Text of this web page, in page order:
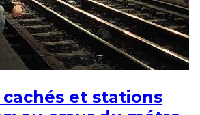
et stations